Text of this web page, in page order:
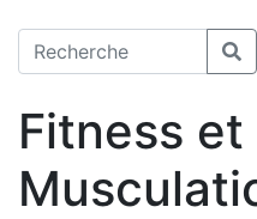
Fitness et